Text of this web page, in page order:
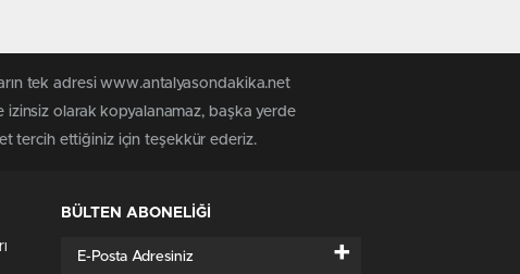
tek adresi www.antalyasondakika.net
izinsiz olarak kopyalanamaz, başka yerde
tercih ettiğiniz için teşekkür ederiz.
BÜLTEN ABONELİĞİ
+